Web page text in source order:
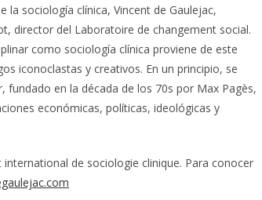
sociología clínica, Vincent de Gaulejac,
director del Laboratoire de changement social.
como sociología clínica proviene de este
iconoclastas y creativos. En un principio, se
fundado en la década de los 70s por Max Pagès,
económicas, políticas, ideológicas y
de sociologie clinique. Para conocer